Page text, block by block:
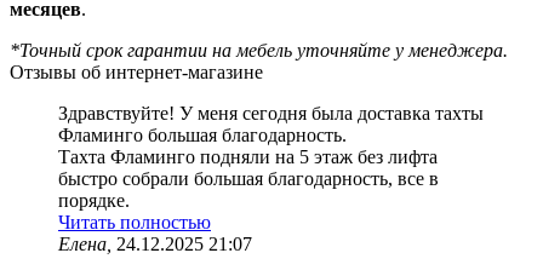
месяцев.
*Точный срок гарантии на мебель уточняйте у менеджера.
Отзывы об интернет-магазине
Здравствуйте! У меня сегодня была доставка тахты
Фламинго большая благодарность.
Тахта Фламинго подняли на 5 этаж без лифта
быстро собрали большая благодарность, все в
порядке.
Читать полностью
Елена, 24.12.2025 21:07